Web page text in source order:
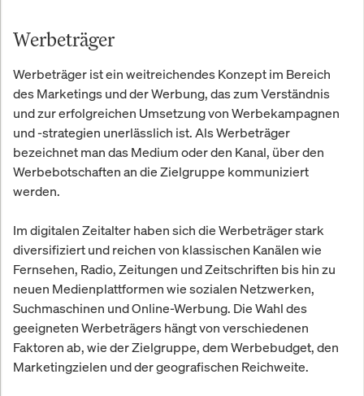
Werbeträger
Werbeträger ist ein weitreichendes Konzept im Bereich
des Marketings und der Werbung, das zum Verständnis
und zur erfolgreichen Umsetzung von Werbekampagnen
und -strategien unerlässlich ist. Als Werbeträger
bezeichnet man das Medium oder den Kanal, über den
Werbebotschaften an die Zielgruppe kommuniziert
werden.
Im digitalen Zeitalter haben sich die Werbeträger stark
diversifiziert und reichen von klassischen Kanälen wie
Fernsehen, Radio, Zeitungen und Zeitschriften bis hin zu
neuen Medienplattformen wie sozialen Netzwerken,
Suchmaschinen und Online-Werbung. Die Wahl des
geeigneten Werbeträgers hängt von verschiedenen
Faktoren ab, wie der Zielgruppe, dem Werbebudget, den
Marketingzielen und der geografischen Reichweite.